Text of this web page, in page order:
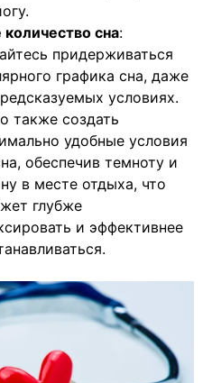
сна:
придерживаться
графика сна, даже
условиях.
также создать
удобные условия
обеспечив темноту и
в месте отдыха, что
глубже
и эффективнее